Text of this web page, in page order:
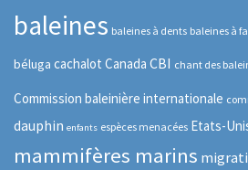
baleines baleines à dents baleines à
béluga cachalot Canada CBI chant des
Commission baleinière internationale
dauphin enfants espèces menacées Etats-
mammifères marins